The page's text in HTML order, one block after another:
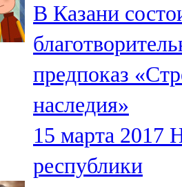
106,1 FM
Түбән Кама
102,6 FM
Чирмешән
107,7 FM
Чистай
В Казани
предпоказ
наследия»
15 марта 2017
республики